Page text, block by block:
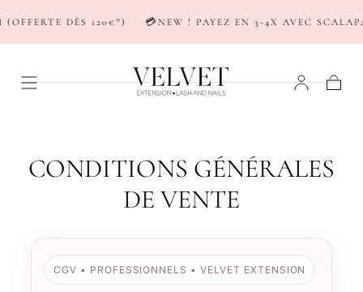
PASSER AU
CONTENU
120€*) 💳NEW ! PAYEZ EN 3-4X AVEC SCALAPAY &
CONDITIONS GÉNÉRALES
DE VENTE
CGV • PROFESSIONNELS • VELVET EXTENSION